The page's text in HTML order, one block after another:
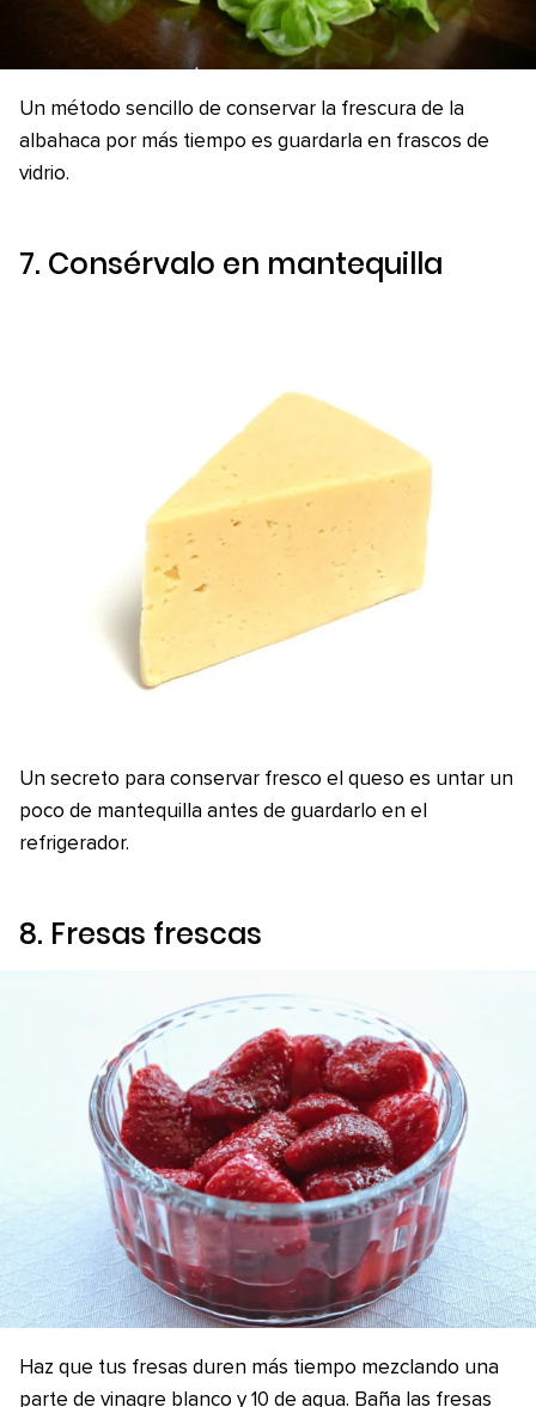
Un método sencillo de conservar la frescura de la
albahaca por más tiempo es guardarla en frascos de
vidrio.
7. Consérvalo en mantequilla
Un secreto para conservar fresco el queso es untar un
poco de mantequilla antes de guardarlo en el
refrigerador.
8. Fresas frescas
Haz que tus fresas duren más tiempo mezclando una
parte de vinagre blanco y 10 de agua. Baña las fresas